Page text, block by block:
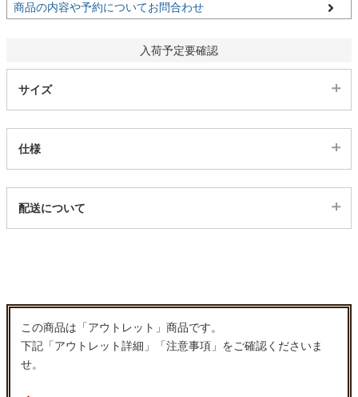
寝具
ラグ
収納用品
商品の内容や予約についてお問合わせ
入荷予定要確認
サイズ
仕様
幅14×奥行8.5×高さ0×座面高0(cm)
配送について
この商品は「アウトレット」商品です。
下記「アウトレット詳細」「注意事項」をご確認くださいま
せ。